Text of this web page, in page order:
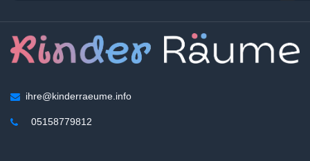
ihre@kinderraeume.info
05158779812